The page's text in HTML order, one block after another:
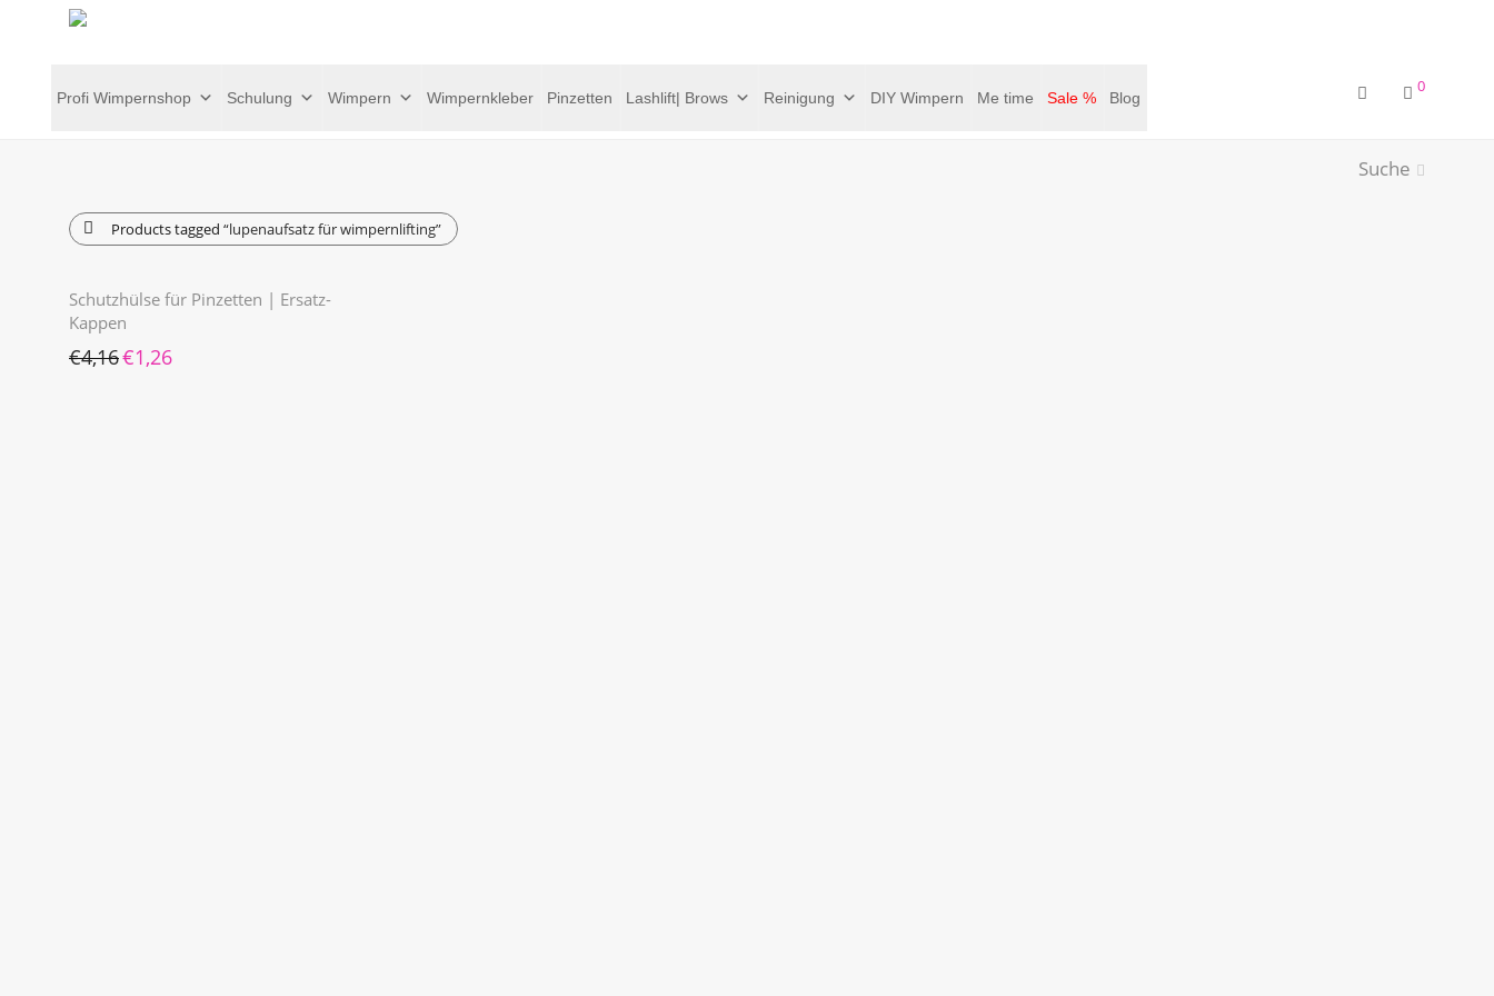
Profi Wimpernshop Schulung Wimpern Wimpernkleber Pinzetten Lashlift| Brows Reinigung DIY Wimpern Me time Sale % Blog
0
Suche
Products tagged “lupenaufsatz für wimpernlifting”
Schutzhülse für Pinzetten | Ersatz-
Kappen
€4,16 Ursprünglicher Preis war: €4,16
€1,26